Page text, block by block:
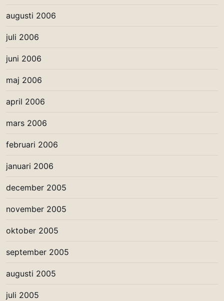
augusti 2006
juli 2006
juni 2006
maj 2006
april 2006
mars 2006
februari 2006
januari 2006
december 2005
november 2005
oktober 2005
september 2005
augusti 2005
juli 2005